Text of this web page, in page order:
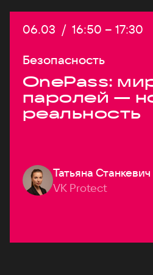
Дата:
06.03 / Начало:
16:50 – Конец:
17:30
Безопасность
OnePass:
паролей —
реальность
Татьяна Станкевич
VK Protect